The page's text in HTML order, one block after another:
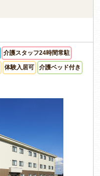
介護スタッフ24時間常駐
体験入居可 介護ベッド付き